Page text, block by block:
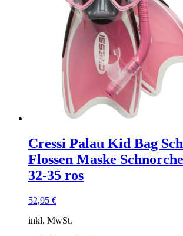
Cressi Palau Kid Bag
Flossen Maske
32-35 ros
52,95 €
inkl. MwSt.